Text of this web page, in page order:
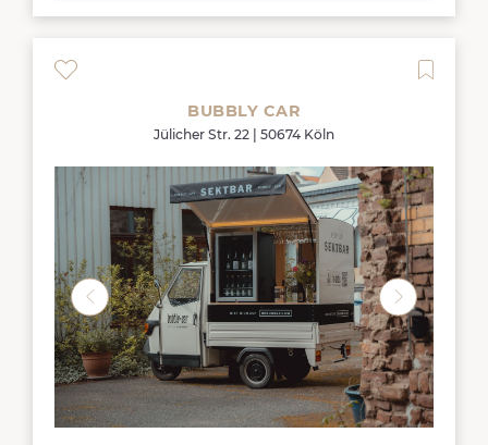
BUBBLY CAR
Jülicher Str. 22 | 50674 Köln